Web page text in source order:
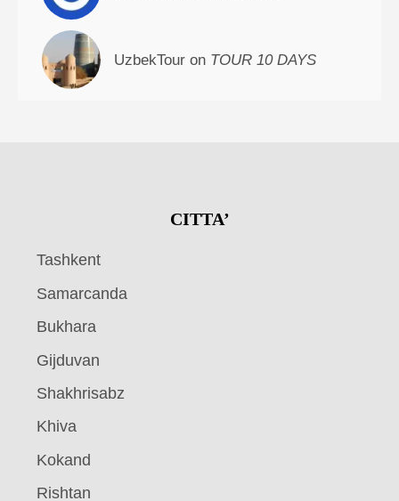
UzbekTour on TOUR 10 DAYS
CITTA’
Tashkent
Samarcanda
Bukhara
Gijduvan
Shakhrisabz
Khiva
Kokand
Rishtan